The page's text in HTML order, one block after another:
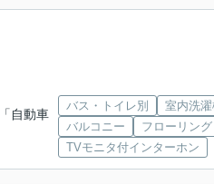
自動車
バス・トイレ別 室内洗
バルコニー
フローリング
TVモニタ付インターホン